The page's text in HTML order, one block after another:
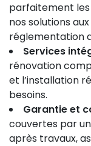
parfaitement
nos solutions
réglementation
Services
rénovation
et l’installation
besoins.
Garantie et
couvertes par
après travaux,